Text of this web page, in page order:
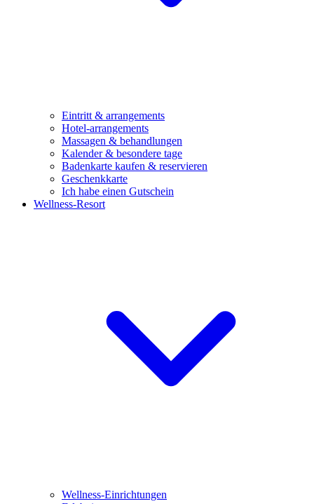
Eintritt & arrangements
Hotel-arrangements
Massagen & behandlungen
Kalender & besondere tage
Badenkarte kaufen & reservieren
Geschenkkarte
Ich habe einen Gutschein
Wellness-Resort
Wellness-Einrichtungen